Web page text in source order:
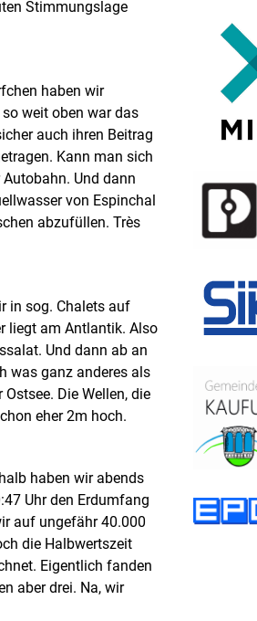
Stimmungslage
haben wir
weit oben war das
auch ihren Beitrag
Kann man sich
Und dann
von Espinchal
abzufüllen. Très
in sog. Chalets auf
liegt am Antlantik. Also
Und dann ab an
was ganz anderes als
Die Wellen, die
eher 2m hoch.
haben wir abends
Uhr den Erdumfang
auf ungefähr 40.000
die Halbwertszeit
Eigentlich fanden
aber drei. Na, wir